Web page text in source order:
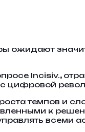
ожидают
Incisiv.,
цифровой
темпов и
к
всеми